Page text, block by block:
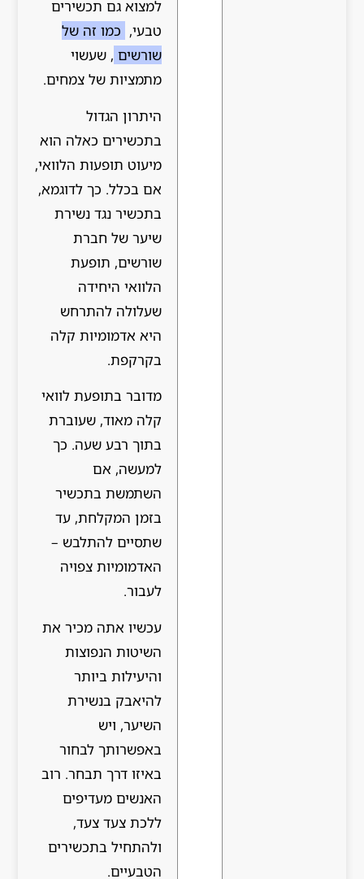
למצוא גם תכשירים
טבעי, כמו זה של
שורשים , שעשוי
מתמציות של צמחים.
היתרון הגדול
בתכשירים כאלה הוא
מיעוט תופעות הלוואי,
אם בכלל. כך לדוגמא,
בתכשיר נגד נשירת
שיער של חברת
שורשים, תופעת
הלוואי היחידה
שעלולה להתרחש
היא אדמומיות קלה
בקרקפת.
מדובר בתופעת לוואי
קלה מאוד, שעוברת
בתוך רבע שעה. כך
למעשה, אם
השתמשת בתכשיר
בזמן המקלחת, עד
שתסיים להתלבש –
האדמומיות צפויה
לעבור.
עכשיו אתה מכיר את
השיטות הנפוצות
והיעילות ביותר
להיאבק בנשירת
השיער, ויש
באפשרותך לבחור
באיזו דרך תבחר. רוב
האנשים מעדיפים
ללכת צעד צעד,
ולהתחיל בתכשירים
הטבעיים.